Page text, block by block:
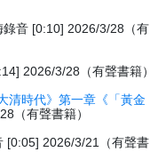
錄音 [0:10] 2026/3/28（有
2026/3/28（有聲書籍）
清時代》第一章《「黃金
（有聲書籍）
[0:05] 2026/3/21（有聲書